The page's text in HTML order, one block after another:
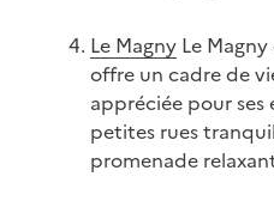
Le MagnyLe
offre un cadre de
appréciée pour ses
petites rues
promenade